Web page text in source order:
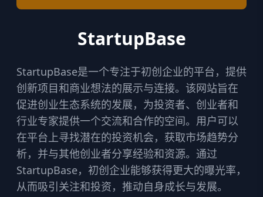
StartupBase
StartupBase是一个专注于初创企业的平台，提供
创新项目和商业想法的展示与连接。该网站旨在
促进创业生态系统的发展，为投资者、创业者和
行业专家提供一个交流和合作的空间。用户可以
在平台上寻找潜在的投资机会，获取市场趋势分
析，并与其他创业者分享经验和资源。通过
StartupBase，初创企业能够获得更大的曝光率，
从而吸引关注和投资，推动自身成长与发展。